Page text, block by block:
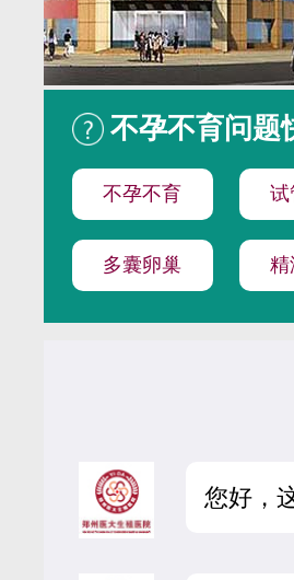
不孕不育问题
不孕不育 试
多囊卵巢 精
您好，